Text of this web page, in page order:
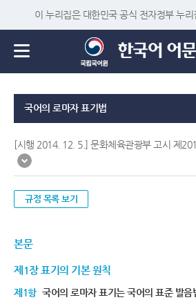
이 누리집은 대한민국 공식 전자정부 누리
국어의 로마자 표기법
[시행 2014. 12. 5.] 문화체육관광부 고시 제
규정 목록 보기
본문
제1장 표기의 기본 원칙
제1항 국어의 로마자 표기는 국어의 표준 발음